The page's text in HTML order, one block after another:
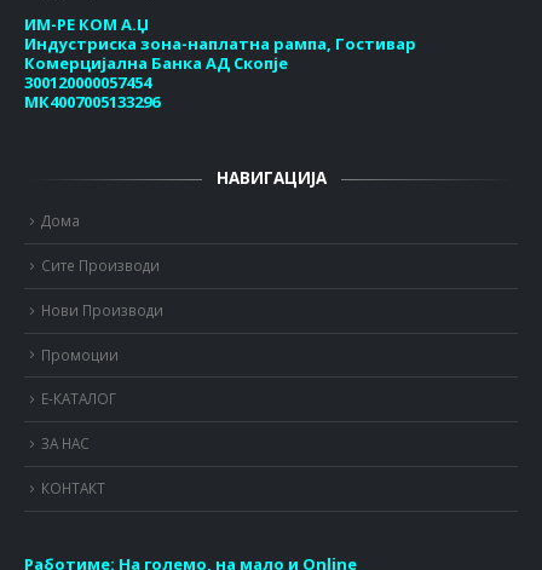
ИМ-РЕ КОМ А.Џ
Индустриска зона-наплатна рампа, Гостивар
Комерцијална Банка АД Скопје
300120000057454
МК4007005133296
НАВИГАЦИЈА
Дома
Сите Производи
Нови Производи
Промоции
Е-КАТАЛОГ
ЗА НАС
КОНТАКТ
Работиме: На големо, на мало и Online